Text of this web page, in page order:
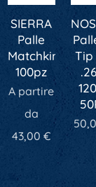
SIERRA
Palle
Matchking
100pz
A partire
da
43,00 €
Tip